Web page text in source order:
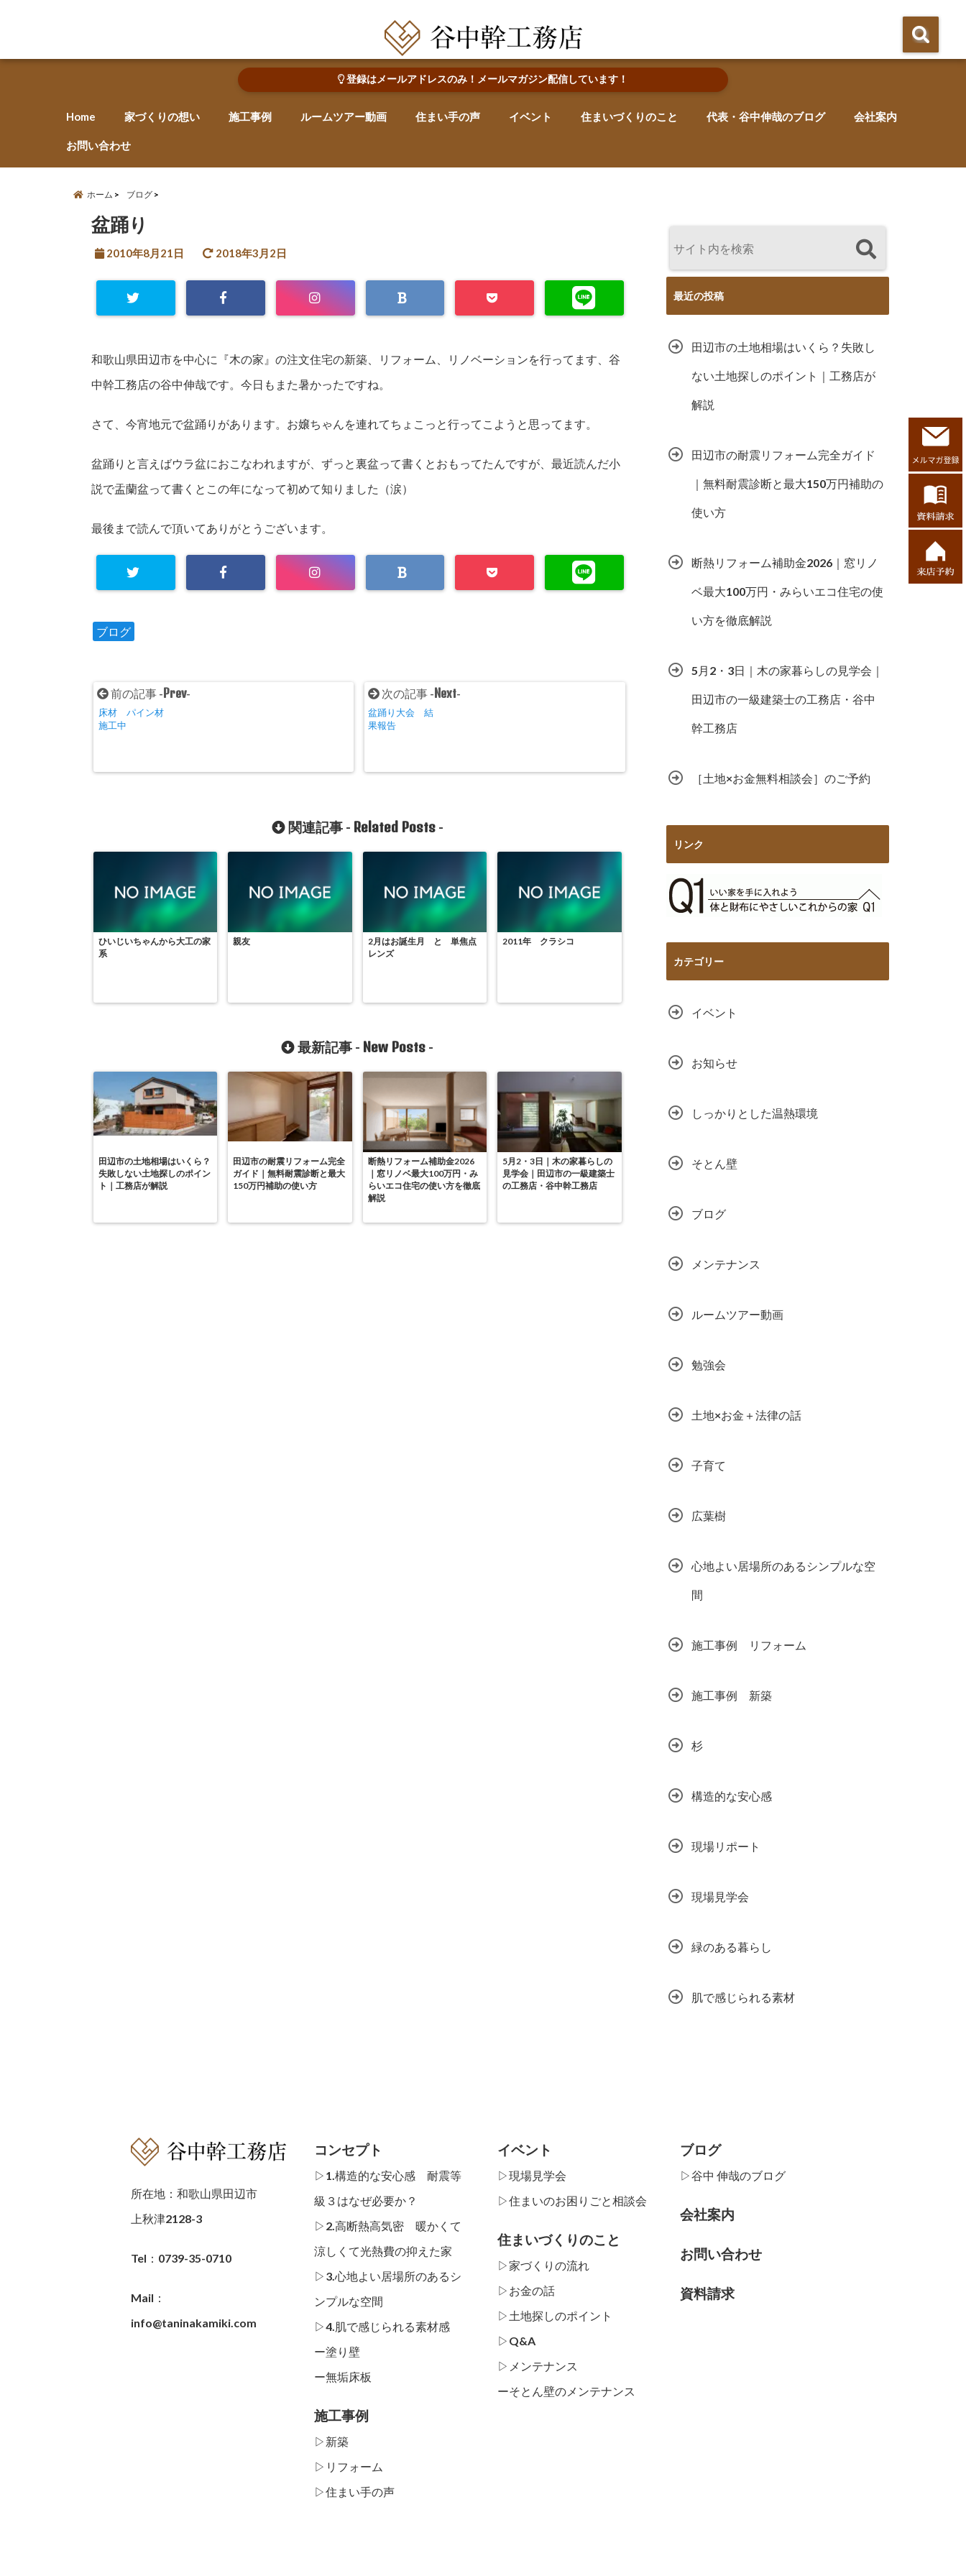
登録はメールアドレスのみ！メールマガジン配信しています！
Home 家づくりの想い 施工事例 ルームツアー動画 住まい手の声 イベント 住まいづくりのこと 代表・谷中伸哉のブログ 会社案内
お問い合わせ
ホーム ブログ
盆踊り
2010年8月21日 2018年3月2日
和歌山県田辺市を中心に『木の家』の注文住宅の新築、リフォーム、リノベーションを行ってます、谷
中幹工務店の谷中伸哉です。今日もまた暑かったですね。
さて、今宵地元で盆踊りがあります。 お嬢ちゃんを連れてちょこっと行ってこようと 思ってます。
盆踊りと言えばウラ盆におこなわれますが、 ずっと裏盆って書くとおもってたんですが、 最近読んだ小
説で盂蘭盆って書くと この年になって初めて知りました（涙）
最後まで読んで頂いてありがとうございます。
ブログ
前の記事 - Prev-
床材 パイン材
施工中
次の記事 - Next-
盆踊り大会 結
果報告
関連記事 - Related Posts-
ひいじいちゃんから大工の家
系
親友
2月はお誕生月 と 単焦点
レンズ
2011年 クラシコ
最新記事 - New Posts -
田辺市の土地相場はいくら？
失敗しない土地探しのポイン
ト｜工務店が解説
田辺市の耐震リフォーム完全
ガイド｜無料耐震診断と最大
150万円補助の使い方
断熱リフォーム補助金2026
｜窓リノベ最大100万円・み
らいエコ住宅の使い方を徹底
解説
5月2・3日｜木の家暮らしの
見学会｜田辺市の一級建築士
の工務店・谷中幹工務店
最近の投稿
田辺市の土地相場はいくら？失敗し
ない土地探しのポイント｜工務店が
解説
田辺市の耐震リフォーム完全ガイド
｜無料耐震診断と最大150万円補助の
使い方
断熱リフォーム補助金2026｜窓リノ
ベ最大100万円・みらいエコ住宅の使
い方を徹底解説
5月2・3日｜木の家暮らしの見学会｜
田辺市の一級建築士の工務店・谷中
幹工務店
［土地×お金無料相談会］のご予約
リンク
カテゴリー
イベント
お知らせ
しっかりとした温熱環境
そとん壁
ブログ
メンテナンス
ルームツアー動画
勉強会
土地×お金＋法律の話
子育て
広葉樹
心地よい居場所のあるシンプルな空
間
施工事例 リフォーム
施工事例 新築
杉
構造的な安心感
現場リポート
現場見学会
緑のある暮らし
肌で感じられる素材
所在地：和歌山県田辺市
上秋津2128-3
Tel：0739-35-0710
Mail：
info@taninakamiki.com
コンセプト
▷1.構造的な安心感 耐震等
級３はなぜ必要か？
▷2.高断熱高気密 暖かくて
涼しくて光熱費の抑えた家
▷3.心地よい居場所のあるシ
ンプルな空間
▷4.肌で感じられる素材感
ー塗り壁
ー無垢床板
施工事例
▷新築
▷リフォーム
▷住まい手の声
イベント
▷現場見学会
▷住まいのお困りごと相談会
住まいづくりのこと
▷家づくりの流れ
▷お金の話
▷土地探しのポイント
▷Q&A
▷メンテナンス
ーそとん壁のメンテナンス
ブログ
▷谷中 伸哉のブログ
会社案内
お問い合わせ
資料請求